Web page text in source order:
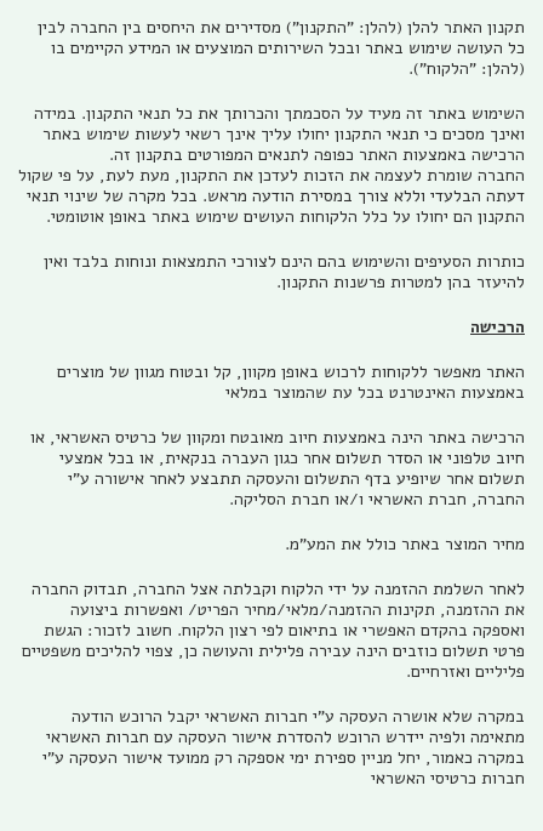
תקנון האתר להלן (להלן: "התקנון") מסדירים את היחסים בין החברה לבין
כל העושה שימוש באתר ובכל השירותים המוצעים או המידע הקיימים בו
(להלן: "הלקוח").
השימוש באתר זה מעיד על הסכמתך והכרותך את כל תנאי התקנון. במידה
ואינך מסכים כי תנאי התקנון יחולו עליך אינך רשאי לעשות שימוש באתר
הרכישה באמצעות האתר כפופה לתנאים המפורטים בתקנון זה.
החברה שומרת לעצמה את הזכות לעדכן את התקנון, מעת לעת, על פי שקול
דעתה הבלעדי וללא צורך במסירת הודעה מראש. בכל מקרה של שינוי תנאי
התקנון הם יחולו על כלל הלקוחות העושים שימוש באתר באופן אוטומטי.
כותרות הסעיפים והשימוש בהם הינם לצורכי התמצאות ונוחות בלבד ואין
להיעזר בהן למטרות פרשנות התקנון.
הרכישה
האתר מאפשר ללקוחות לרכוש באופן מקוון, קל ובטוח מגוון של מוצרים
באמצעות האינטרנט בכל עת שהמוצר במלאי
הרכישה באתר הינה באמצעות חיוב מאובטח ומקוון של כרטיס האשראי, או
חיוב טלפוני או הסדר תשלום אחר כגון העברה בנקאית, או בכל אמצעי
תשלום אחר שיופיע בדף התשלום והעסקה תתבצע לאחר אישורה ע"י
החברה, חברת האשראי ו/או חברת הסליקה.
מחיר המוצר באתר כולל את המע"מ.
לאחר השלמת ההזמנה על ידי הלקוח וקבלתה אצל החברה, תבדוק החברה
את ההזמנה, תקינות ההזמנה/מלאי/מחיר הפריט/ ואפשרות ביצועה
ואספקה בהקדם האפשרי או בתיאום לפי רצון הלקוח. חשוב לזכור: הגשת
פרטי תשלום כוזבים הינה עבירה פלילית והעושה כן, צפוי להליכים משפטיים
פליליים ואזרחיים.
במקרה שלא אושרה העסקה ע"י חברות האשראי יקבל הרוכש הודעה
מתאימה ולפיה יידרש הרוכש להסדרת אישור העסקה עם חברות האשראי
במקרה כאמור, יחל מניין ספירת ימי אספקה רק ממועד אישור העסקה ע"י
חברות כרטיסי האשראי